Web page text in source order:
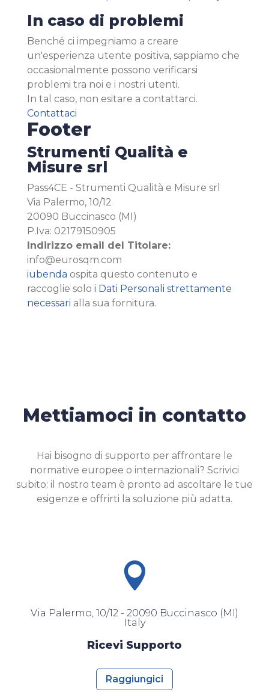
In caso di problemi
Benché ci impegniamo a creare
un'esperienza utente positiva, sappiamo che
occasionalmente possono verificarsi
problemi tra noi e i nostri utenti.
In tal caso, non esitare a contattarci.
Contattaci
Footer
Strumenti Qualità e
Misure srl
Pass4CE - Strumenti Qualità e Misure srl
Via Palermo, 10/12
20090 Buccinasco (MI)
P.Iva: 02179150905
Indirizzo email del Titolare:
info@eurosqm.com
iubenda ospita questo contenuto e
raccoglie solo i Dati Personali strettamente
necessari alla sua fornitura.
Mettiamoci in contatto
Hai bisogno di supporto per affrontare le
normative europee o internazionali? Scrivici
subito: il nostro team è pronto ad ascoltare le tue
esigenze e offrirti la soluzione più adatta.

Ricevi Supporto
Via Palermo, 10/12 - 20090 Buccinasco (MI)
Italy
Raggiungici